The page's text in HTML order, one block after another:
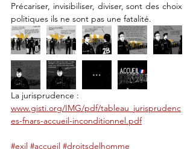
Précariser, invisibiliser, diviser, sont des choix
politiques ils ne sont pas une fatalité.
La jurisprudence :
www.gisti.org/IMG/pdf/tableau_jurisprudenc
es-fnars-accueil-inconditionnel.pdf
#exil #accueil #droitsdelhomme